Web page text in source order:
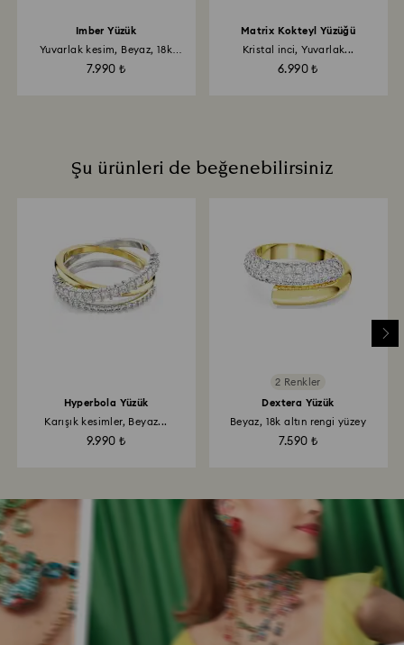
Imber Yüzük
Yuvarlak kesim, Beyaz, 18k
7.990 ₺
Matrix Kokteyl Yüzüğü
Kristal inci, Yuvarlak...
6.990 ₺
Şu ürünleri de beğenebilirsiniz
Hyperbola Yüzük
Karışık kesimler, Beyaz...
9.990 ₺
2 Renkler
Dextera Yüzük
Beyaz, 18k altın rengi yüzey
7.590 ₺